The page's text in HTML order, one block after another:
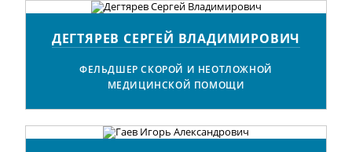
ДЕГТЯРЕВ СЕРГЕЙ ВЛАДИМИРОВИЧ
ФЕЛЬДШЕР СКОРОЙ И НЕОТЛОЖНОЙ
МЕДИЦИНСКОЙ ПОМОЩИ